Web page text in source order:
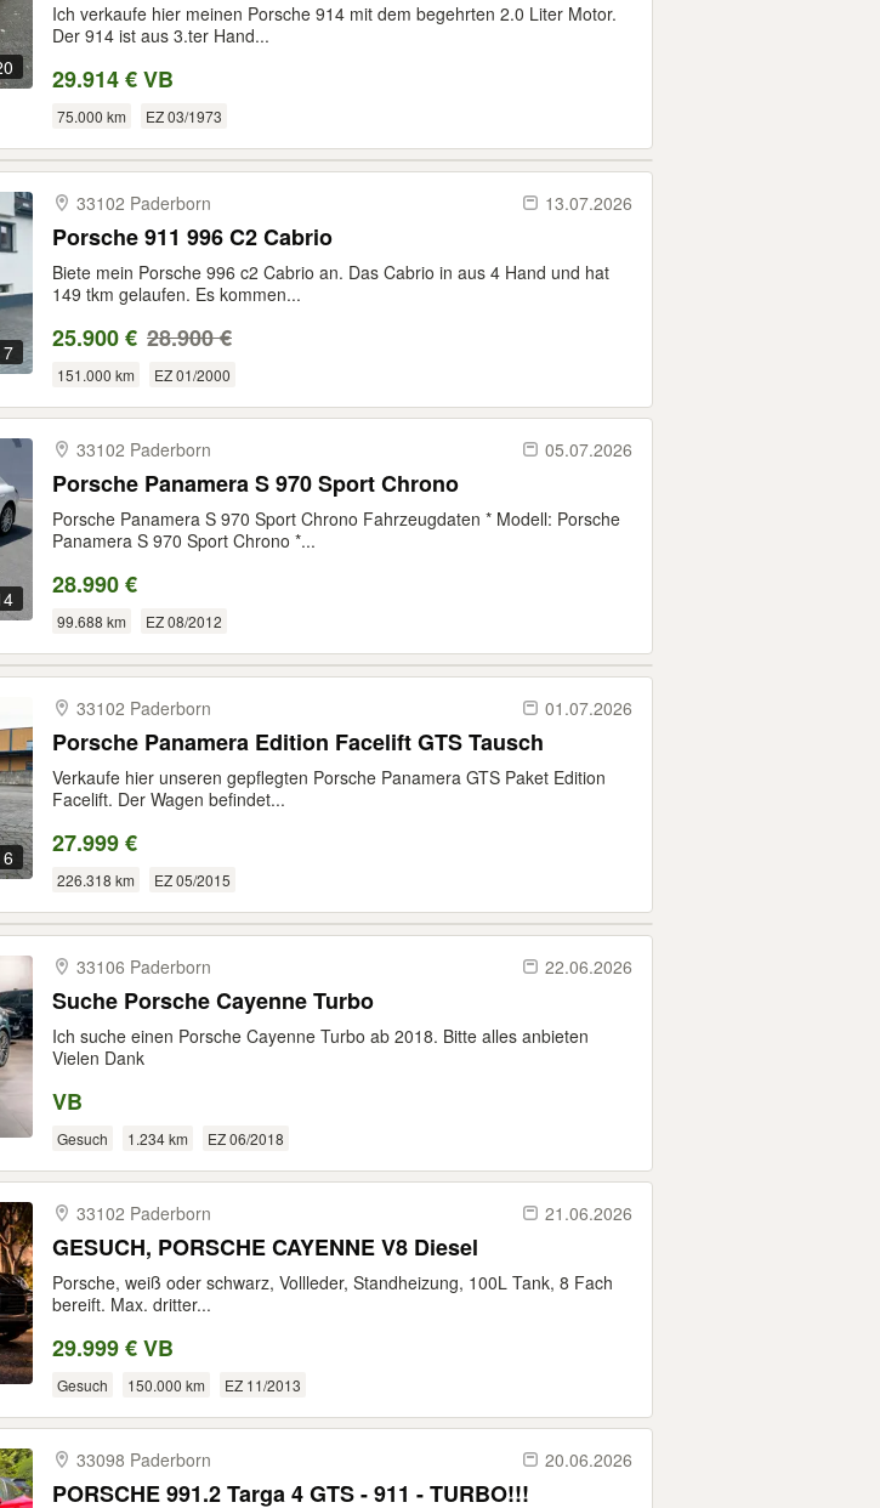
Ich verkaufe hier meinen Porsche 914 mit dem begehrten 2.0 Liter Motor.
Der 914 ist aus 3.ter Hand...
29.914 € VB
75.000 km EZ 03/1973
7
33102 Paderborn 13.07.2026
Porsche 911 996 C2 Cabrio
Biete mein Porsche 996 c2 Cabrio an. Das Cabrio in aus 4 Hand und hat
149 tkm gelaufen. Es kommen...
25.900 € 28.900 €
151.000 km EZ 01/2000
33102 Paderborn 05.07.2026
Porsche Panamera S 970 Sport Chrono
Porsche Panamera S 970 Sport Chrono Fahrzeugdaten * Modell: Porsche
Panamera S 970 Sport Chrono *...
28.990 €
99.688 km EZ 08/2012
6
33102 Paderborn 01.07.2026
Porsche Panamera Edition Facelift GTS Tausch
Verkaufe hier unseren gepflegten Porsche Panamera GTS Paket Edition
Facelift. Der Wagen befindet...
27.999 €
226.318 km EZ 05/2015
33106 Paderborn 22.06.2026
Suche Porsche Cayenne Turbo
Ich suche einen Porsche Cayenne Turbo ab 2018. Bitte alles anbieten
Vielen Dank
VB
Gesuch 1.234 km EZ 06/2018
33102 Paderborn 21.06.2026
GESUCH, PORSCHE CAYENNE V8 Diesel
Porsche, weiß oder schwarz, Vollleder, Standheizung, 100L Tank, 8 Fach
bereift. Max. dritter...
29.999 € VB
Gesuch 150.000 km EZ 11/2013
33098 Paderborn 20.06.2026
PORSCHE 991.2 Targa 4 GTS - 911 - TURBO!!!